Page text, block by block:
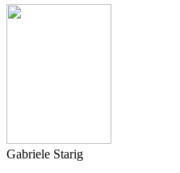
Gabriele Starig